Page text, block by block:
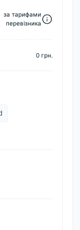
за тарифами
перевізника
0 грн.